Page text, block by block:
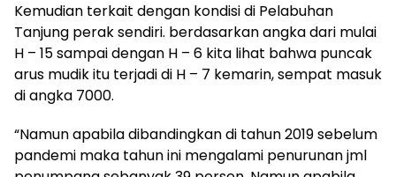
Kemudian terkait dengan kondisi di Pelabuhan
Tanjung perak sendiri. berdasarkan angka dari mulai
H – 15 sampai dengan H – 6 kita lihat bahwa puncak
arus mudik itu terjadi di H – 7 kemarin, sempat masuk
di angka 7000.
“Namun apabila dibandingkan di tahun 2019 sebelum
pandemi maka tahun ini mengalami penurunan jml